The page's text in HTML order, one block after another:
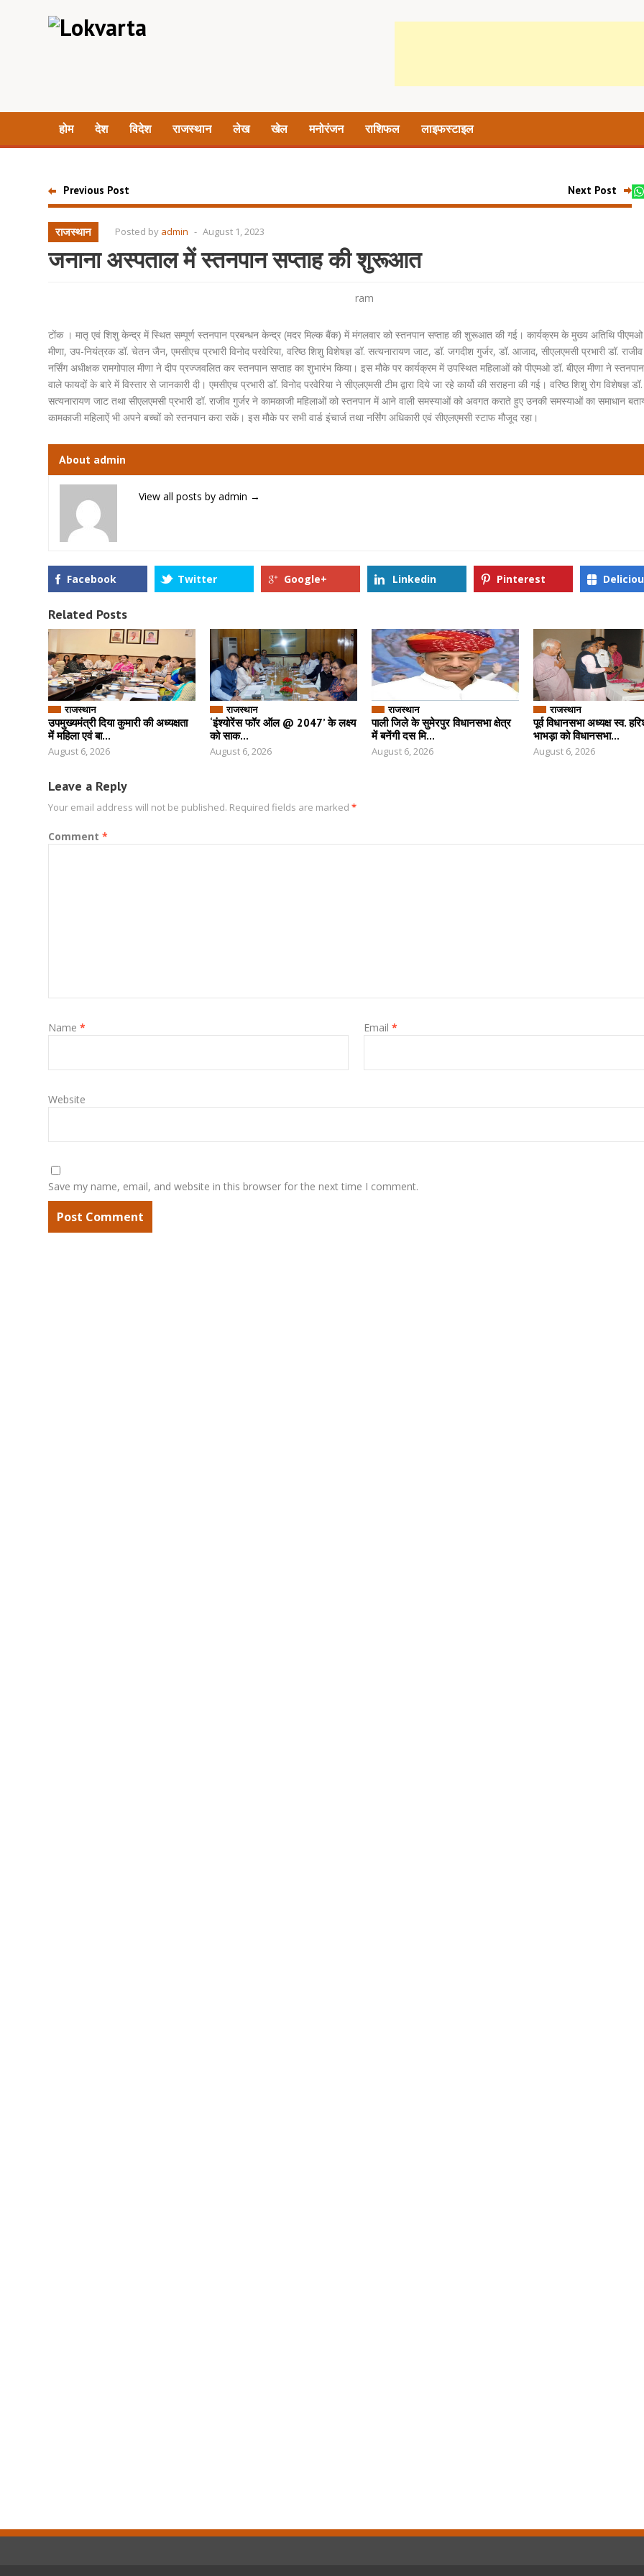
होम देश विदेश राजस्थान लेख खेल मनोरंजन राशिफल लाइफस्टाइल
Previous Post Next Post
राजस्थान Posted by admin - August 1, 2023
जनाना अस्पताल में स्तनपान सप्ताह की शुरूआत
ram
टोंक । मातृ एवं शिशु केन्द्र में स्थित सम्पूर्ण स्तनपान प्रबन्धन केन्द्र (मदर मिल्क बैंक) में मंगलवार को स्तनपान सप्ताह की शुरूआत की गई। कार्यक्रम के मुख्य अतिथि पीएमओ
मीणा, उप-नियंत्रक डॉ. चेतन जैन, एमसीएच प्रभारी विनोद परवेरिया, वरिष्ठ शिशु विशेषज्ञ डॉ. सत्यनारायण जाट, डॉ. जगदीश गुर्जर, डॉ. आजाद, सीएलएमसी प्रभारी डॉ.
नर्सिंग अधीक्षक रामगोपाल मीणा ने दीप प्रज्जवलित कर स्तनपान सप्ताह का शुभारंभ किया। इस मौके पर कार्यक्रम में उपस्थित महिलाओं को पीएमओ डॉ. बीएल मीणा ने
वाले फायदों के बारे में विस्तार से जानकारी दी। एमसीएच प्रभारी डॉ. विनोद परवेरिया ने सीएलएमसी टीम द्वारा दिये जा रहे कार्यो की सराहना की गई। वरिष्ठ शिशु रोग विशेषज्ञ डॉ.
सत्यनारायण जाट तथा सीएलएमसी प्रभारी डॉ. राजीव गुर्जर ने कामकाजी महिलाओं को स्तनपान में आने वाली समस्याओं को अवगत कराते हुए उनकी समस्याओं का समाधान
कामकाजी महिलाऐं भी अपने बच्चों को स्तनपान करा सकें। इस मौके पर सभी वार्ड इंचार्ज तथा नर्सिंग अधिकारी एवं सीएलएमसी स्टाफ मौजूद रहा।
About admin
View all posts by admin →
Facebook Twitter Google+ Linkedin Pinterest
Related Posts
राजस्थान
उपमुख्यमंत्री दिया कुमारी की अध्यक्षता
में महिला एवं बा...
August 6, 2026
राजस्थान
‘इंश्योरेंस फॉर ऑल @ 2047’ के लक्ष्य
को साक...
August 6, 2026
राजस्थान
पाली जिले के सुमेरपुर विधानसभा क्षेत्र
में बनेंगी दस मि...
August 6, 2026
राजस्थान
पूर्व विधानसभा अध्यक्ष स्व.
भाभड़ा को विधानसभा...
August 6, 2026
Leave a Reply
Your email address will not be published. Required fields are marked *
Comment *
Name * Email *
Website
Save my name, email, and website in this browser for the next time I comment.